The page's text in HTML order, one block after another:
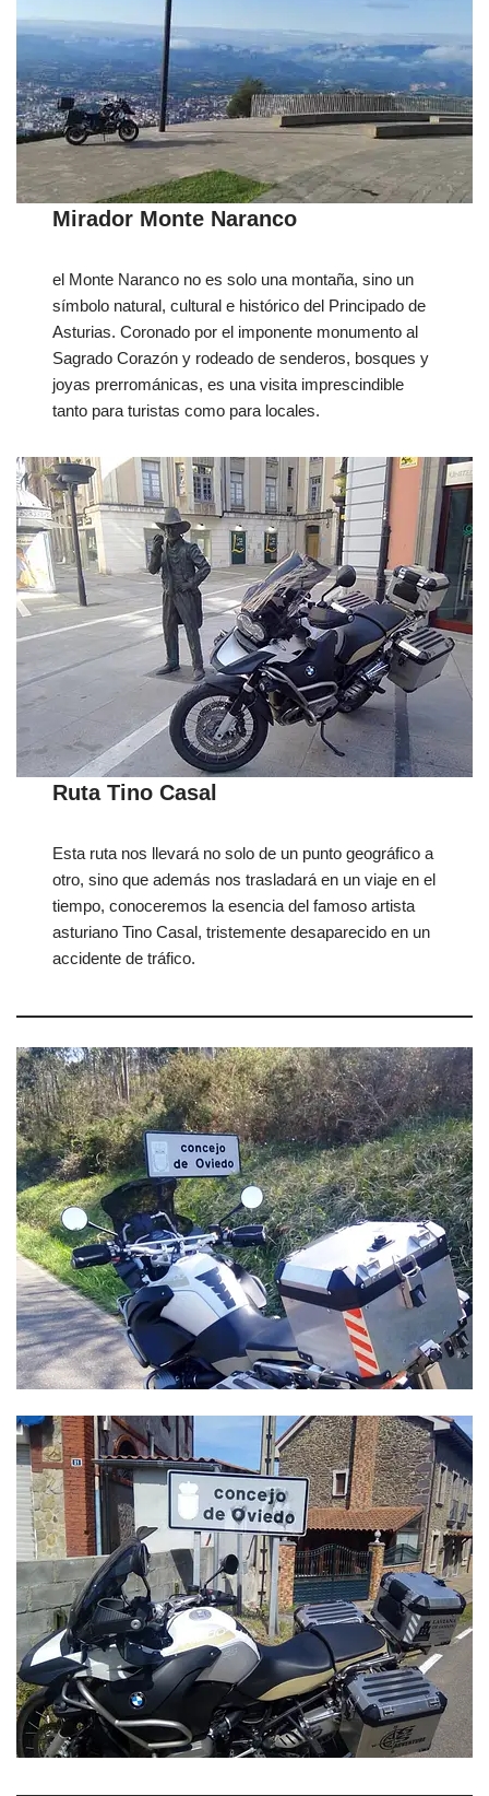
Mirador Monte Naranco
el Monte Naranco no es solo una montaña, sino un
símbolo natural, cultural e histórico del Principado de
Asturias. Coronado por el imponente monumento al
Sagrado Corazón y rodeado de senderos, bosques y
joyas prerrománicas, es una visita imprescindible
tanto para turistas como para locales.
Ruta Tino Casal
Esta ruta nos llevará no solo de un punto geográfico a
otro, sino que además nos trasladará en un viaje en el
tiempo, conoceremos la esencia del famoso artista
asturiano Tino Casal, tristemente desaparecido en un
accidente de tráfico.